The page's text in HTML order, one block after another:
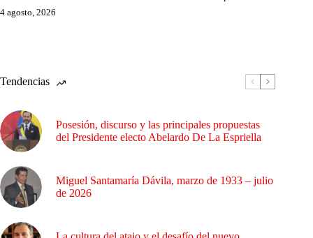
4 agosto, 2026
Tendencias
Posesión, discurso y las principales propuestas
del Presidente electo Abelardo De La Espriella
Miguel Santamaría Dávila, marzo de 1933 – julio
de 2026